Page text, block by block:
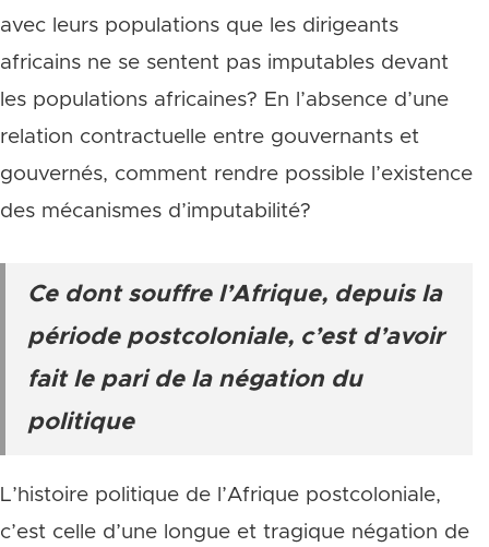
avec leurs populations que les dirigeants
africains ne se sentent pas imputables devant
les populations africaines? En l’absence d’une
relation contractuelle entre gouvernants et
gouvernés, comment rendre possible l’existence
des mécanismes d’imputabilité?
Ce dont souffre l’Afrique, depuis la
période postcoloniale, c’est d’avoir
fait le pari de la négation du
politique
L’histoire politique de l’Afrique postcoloniale,
c’est celle d’une longue et tragique négation de